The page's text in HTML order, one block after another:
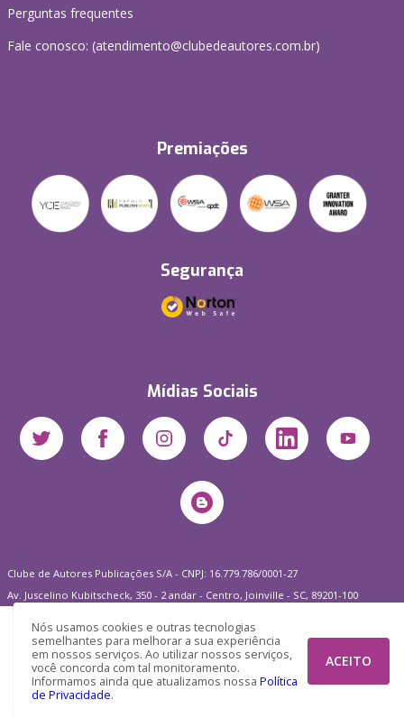
Nós usamos cookies e outras tecnologias
semelhantes para melhorar a sua experiência
em nossos serviços. Ao utilizar nossos serviços,
você concorda com tal monitoramento.
Informamos ainda que atualizamos nossa Política
de Privacidade.
ACEITO
Perguntas frequentes
Fale conosco: (atendimento@clubedeautores.com.br)
Premiações
Segurança
Mídias Sociais
Clube de Autores Publicações S/A - CNPJ: 16.779.786/0001-27
Av. Juscelino Kubitscheck, 350 - 2 andar - Centro, Joinville - SC, 89201-100